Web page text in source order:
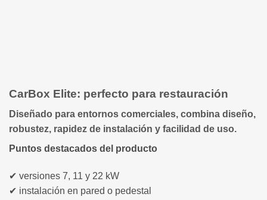
CarBox Elite: perfecto para restauración
Diseñado para entornos comerciales, combina diseño,
robustez, rapidez de instalación y facilidad de uso.
Puntos destacados del producto
✔ versiones 7, 11 y 22 kW
✔ instalación en pared o pedestal